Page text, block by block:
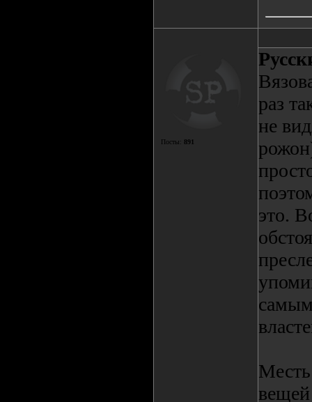
Посты: 891
раз
не
это.
Месть